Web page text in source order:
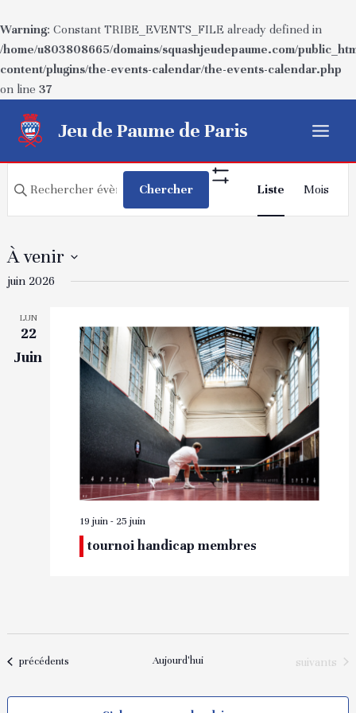
Warning: Constant TRIBE_EVENTS_FILE already defined in
/home/u803808665/domains/squashjeudepaume.com/
content/plugins/the-events-calendar/the-events-calendar.php
on line 37
contenu
Jeu de Paume de Paris
Menu
et
de
vues
Saisir
Évènements
par
clé.
Chercher
de
vues
Liste Mois
À venir
Sélectionnez
date.
juin 2026
LUN
22
Juin
19 juin- 25 juin
tournoi handicap membres
Évènements
précédents Aujourd'hui suivants